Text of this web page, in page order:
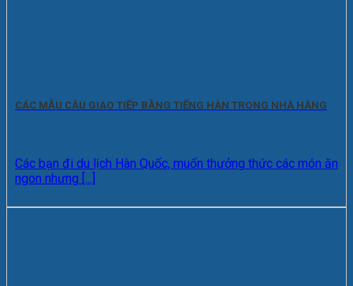
CÁC MẪU CÂU GIAO TIẾP BẰNG TIẾNG HÀN TRONG NHÀ HÀNG
Các bạn đi du lịch Hàn Quốc, muốn thưởng thức các món ăn
ngon nhưng [...]